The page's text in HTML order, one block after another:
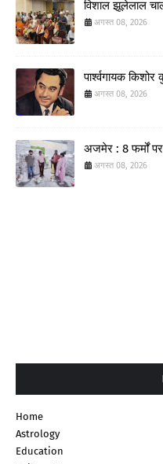
विशाल झूलेलाल
अगस्त 08, 2026
पार्श्वगायक
अगस्त 08, 2026
अजमेर : 8 फर्मों पर
अगस्त 08, 2026
Home
Astrology
Education